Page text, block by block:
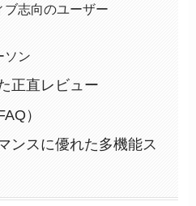
ブ志向のユーザー
ソン
正直レビュー
）
ンスに優れた多機能ス